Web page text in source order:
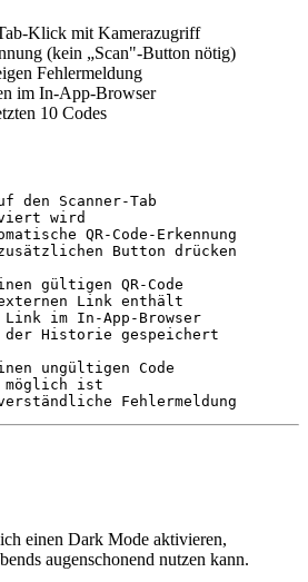
Klick mit Kamerazugriff
(kein „Scan"-Button nötig)
Fehlermeldung
im In-App-Browser
10 Codes
Button drücken
Historie gespeichert
Fehlermeldung
einen Dark Mode aktivieren,
augenschonend nutzen kann.